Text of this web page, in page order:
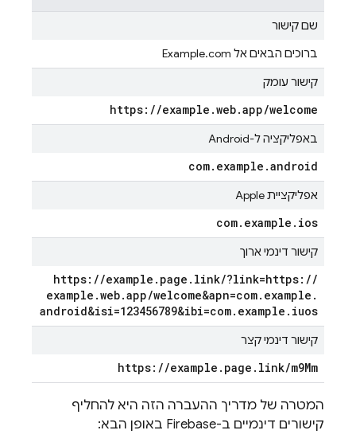
שם קישור
ברוכים הבאים אל Example.com
קישור עומק
https: //example .web.app/welcome
באפליקציה ל-Android
com. example .android
אפליקציית Apple
com. example . ios
קישור דינמי ארוך
https: //example . page . link/?link=https: //
example .web.app/welcome&apn=com. example .
android&isi=123456789&ibi=com. example . iuos
קישור דינמי קצר
https: //example . page . link/m9Mm
המטרה של מדריך ההעברה הזה היא להחליף
קישורים דינמיים ב-Firebase באופן הבא: